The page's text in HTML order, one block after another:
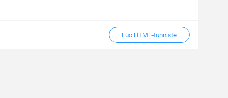
Luo HTML-tunniste